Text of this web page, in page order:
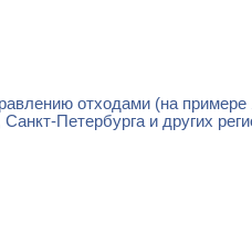
отходами (на
Петербурга и других